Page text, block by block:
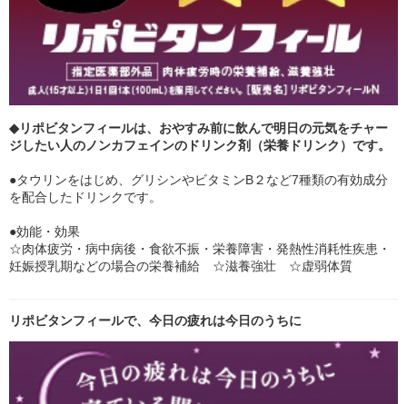
◆リポビタンフィールは、おやすみ前に飲んで明日の元気をチャー
ジしたい人のノンカフェインのドリンク剤（栄養ドリンク ）です。
●タウリンをはじめ、グリシンやビタミンB２など7種類の有効成分
を配合したドリンクです。
●効能・効果
☆肉体疲労・病中病後・食欲不振・栄養障害・発熱性消耗性疾患・
妊娠授乳期などの場合の栄養補給 ☆滋養強壮 ☆虚弱体質
リポビタンフィールで、今日の疲れは今日のうちに